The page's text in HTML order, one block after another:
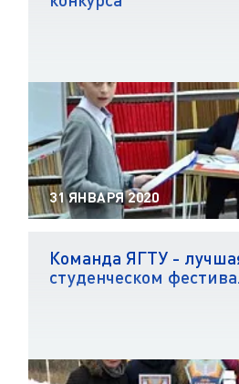
31 ЯНВАРЯ 2020
Команда ЯГТУ -
студенческом